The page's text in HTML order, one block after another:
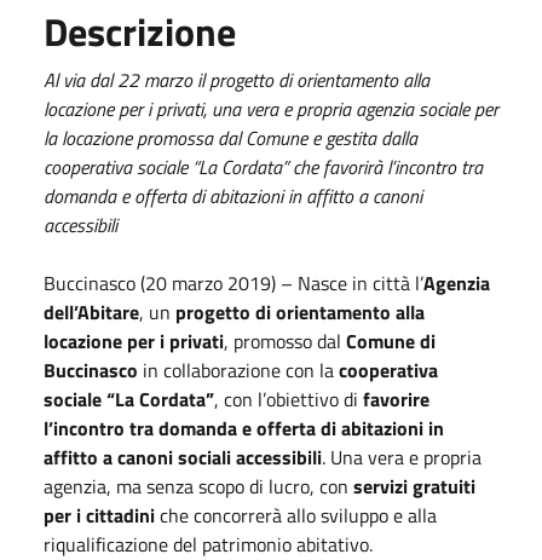
Descrizione
Al via dal 22 marzo il progetto di orientamento alla
locazione per i privati, una vera e propria agenzia sociale per
la locazione promossa dal Comune e gestita dalla
cooperativa sociale “La Cordata” che favorirà l’incontro tra
domanda e offerta di abitazioni in affitto a canoni
accessibili
Buccinasco (20 marzo 2019) – Nasce in città l’Agenzia
dell’Abitare, un progetto di orientamento alla
locazione per i privati, promosso dal Comune di
Buccinasco in collaborazione con lacooperativa
sociale “La Cordata”, con l’obiettivo di favorire
l’incontro tra domanda e offerta di abitazioni in
affitto a canoni sociali accessibili. Una vera e propria
agenzia, ma senza scopo di lucro, con servizi gratuiti
per i cittadiniche concorrerà allo sviluppo e alla
riqualificazione del patrimonio abitativo.